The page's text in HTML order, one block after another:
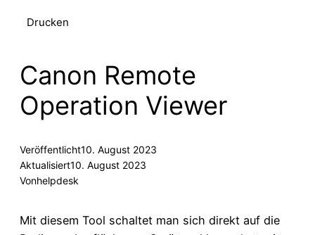
Drucken
Canon Remote
Operation Viewer
Veröffentlicht10. August 2023
Aktualisiert10. August 2023
Vonhelpdesk
Mit diesem Tool schaltet man sich direkt auf die